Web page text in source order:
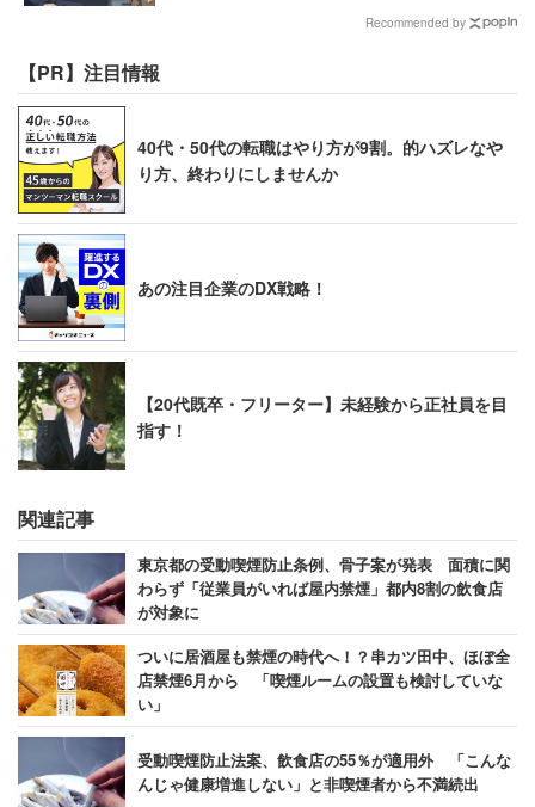
Recommended by
【PR】注目情報
40代・50代の転職はやり方が9割。的ハズレなや
り方、終わりにしませんか
あの注目企業のDX戦略！
【20代既卒・フリーター】未経験から正社員を目
指す！
関連記事
東京都の受動喫煙防止条例、骨子案が発表 面積に関
わらず「従業員がいれば屋内禁煙」都内8割の飲食店
が対象に
ついに居酒屋も禁煙の時代へ！？串カツ田中、ほぼ全
店禁煙6月から 「喫煙ルームの設置も検討していな
い」
受動喫煙防止法案、飲食店の55％が適用外 「こんな
んじゃ健康増進しない」と非喫煙者から不満続出